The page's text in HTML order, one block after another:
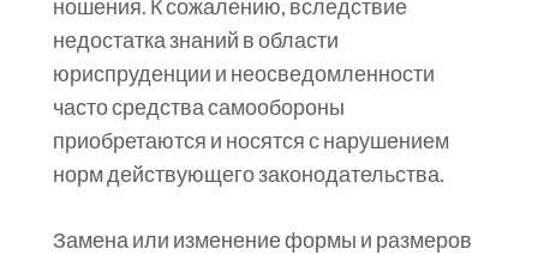
ношения. К сожалению, вследствие
недостатка знаний в области
юриспруденции и неосведомленности
часто средства самообороны
приобретаются и носятся с нарушением
норм действующего законодательства.
Замена или изменение формы и размеров